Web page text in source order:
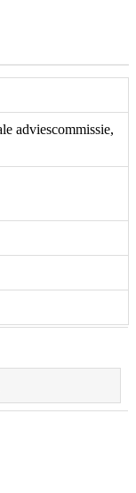
adviescommissie,